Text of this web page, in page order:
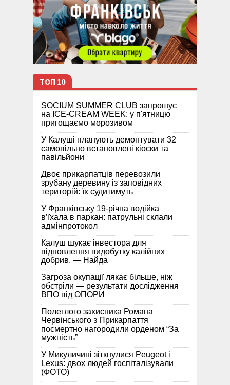
ТОП 10
SOCIUM SUMMER CLUB запрошує
на ICE-CREAM WEEK: у п'ятницю
пригощаємо морозивом
У Калуші планують демонтувати 32
самовільно встановлені кіоски та
павільйони
Двоє прикарпатців перевозили
зрубану деревину із заповідних
територій: їх судитимуть
У Франківську 19-річна водійка
в’їхала в паркан: патрульні склали
адмінпротокол
Калуш шукає інвестора для
відновлення видобутку калійних
добрив, — Найда
Загроза окупації лякає більше, ніж
обстріли — результати дослідження
ВПО від ОПОРИ
Полеглого захисника Романа
Червінського з Прикарпаття
посмертно нагородили орденом “За
мужність”
У Микуличині зіткнулися Peugeot і
Lexus: двох людей госпіталізували
(ФОТО)